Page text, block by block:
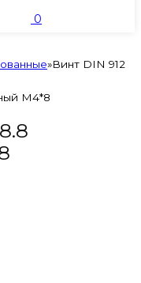
0
»Винт DIN 912